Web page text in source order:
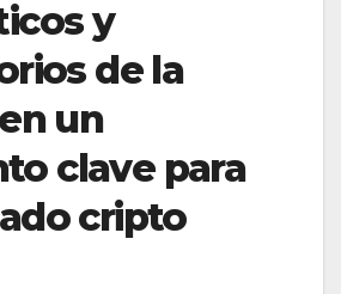
y
de la
un
clave para
cripto